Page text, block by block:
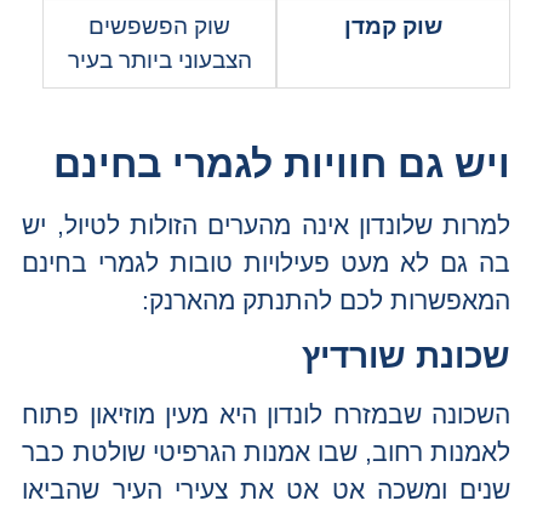
שוק קמדן
שוק הפשפשים
הצבעוני ביותר בעיר
ויש גם חוויות לגמרי בחינם
למרות שלונדון אינה מהערים הזולות לטיול, יש
בה גם לא מעט פעילויות טובות לגמרי בחינם
המאפשרות לכם להתנתק מהארנק:
שכונת שורדיץ
השכונה שבמזרח לונדון היא מעין מוזיאון פתוח
לאמנות רחוב, שבו אמנות הגרפיטי שולטת כבר
שנים ומשכה אט אט את צעירי העיר שהביאו